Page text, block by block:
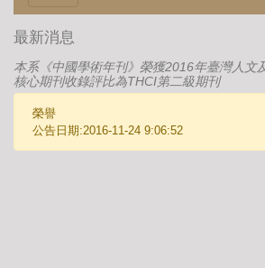
最新消息
本系《中國學術年刊》榮獲2016年臺灣人文
核心期刊收錄評比為THCI第二級期刊
榮譽
公告日期:2016-11-24 9:06:52